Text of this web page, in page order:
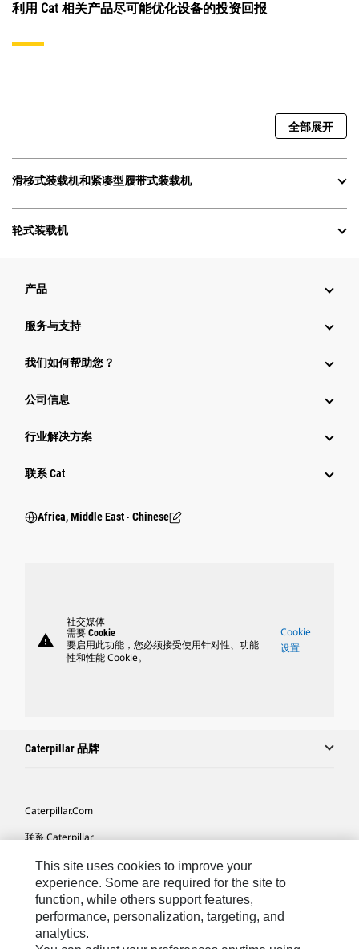
利用 Cat 相关产品尽可能优化设备的投资回报
全部展开
滑移式装载机和紧凑型履带式装载机
轮式装载机
产品
服务与支持
我们如何帮助您？
公司信息
行业解决方案
行业
联系 Cat
Africa, Middle East ‧ Chinese
warning
社交媒体
需要 Cookie
要启用此功能，您必须接受使用针对性、功能
性和性能 Cookie。
Cookie
设置
Caterpillar 品牌
Caterpillar.com
联系 Caterpillar
我的营销首选项
站点地图
Cookie Settings
法律
This site uses cookies to improve your
experience. Some are required for the site to
function, while others support features,
performance, personalization, targeting, and
analytics.